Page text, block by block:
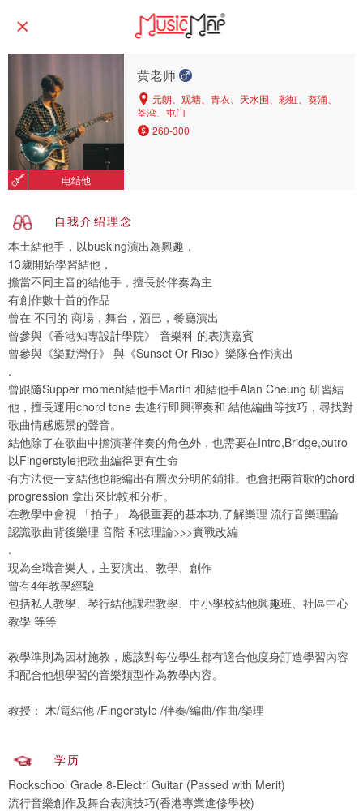
电结他
黄老师
元朗、观塘、青衣、天水围、彩虹、葵涌、
荃湾、屯门
260-300
自我介绍理念
本土結他手，以busking演出為興趣，
13歲開始學習結他，
擔當不同主音的結他手，擅長於伴奏為主
有創作數十首的作品
曾在 不同的 商場，舞台，酒巴，餐廳演出
曾參與《香港知專設計學院》-音樂科 的表演嘉賓
曾參與《樂動灣仔》 與《Sunset Or Rise》樂隊合作演出
​.
曾跟隨Supper moment結他手Martin 和結他手Alan Cheung 研習結
他，擅長運用chord tone 去進行即興彈奏和 結他編曲等技巧，尋找對
歌曲情感應景的聲音。
結他除了在歌曲中擔演著伴奏的角色外，也需要在Intro,Bridge,outro
以Fingerstyle把歌曲編得更有生命
有方法使一支結他也能編出有層次分明的鋪排。也會把兩首歌的chord
progression 拿出來比較和分析。
在教學中會視 「拍子」 為很重要的基本功,了解樂理 流行音樂理論
認識歌曲背後樂理 音階 和弦理論>>>實戰改編
​​.
現為全職音樂人，主要演出、教學、創作
曾有4年教學經驗
包括私人教學、琴行結他課程教學、中小學校結他興趣班、社區中心
教學 等等
教學準則為因材施教，應該對每位學生都有適合他度身訂造學習內容
和配合他想學習的音樂類型作為教學內容。
教授： 木/電結他 /Fingerstyle /伴奏/編曲/作曲/樂理
学历
Rockschool Grade 8-Electri Guitar (Passed with Merit)
流行音樂創作及舞台表演技巧(香港專業進修學校)